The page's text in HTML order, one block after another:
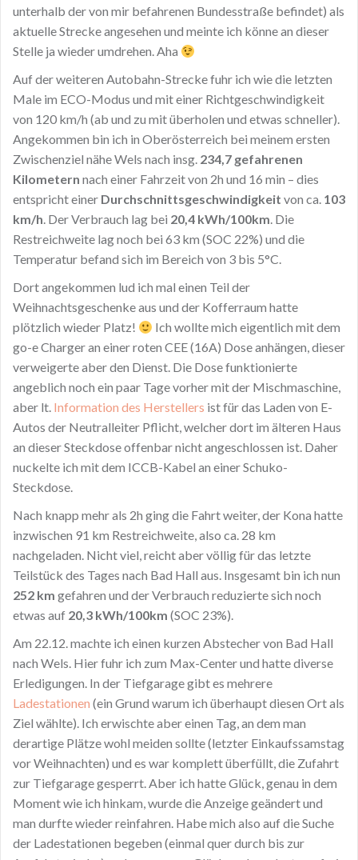
unterhalb der von mir befahrenen Bundesstraße befindet) als
aktuelle Strecke angesehen und meinte ich könne an dieser
Stelle ja wieder umdrehen. Aha
Auf der weiteren Autobahn-Strecke fuhr ich wie die letzten
Male im ECO-Modus und mit einer Richtgeschwindigkeit
von 120 km/h (ab und zu mit überholen und etwas schneller).
Angekommen bin ich in Oberösterreich bei meinem ersten
Zwischenziel nähe Wels nach insg. 234,7 gefahrenen
Kilometern nach einer Fahrzeit von 2h und 16 min – dies
entspricht einer Durchschnittsgeschwindigkeit von ca. 103
km/h. Der Verbrauch lag bei 20,4 kWh/100km. Die
Restreichweite lag noch bei 63 km (SOC 22%) und die
Temperatur befand sich im Bereich von 3 bis 5°C.
Dort angekommen lud ich mal einen Teil der
Weihnachtsgeschenke aus und der Kofferraum hatte
plötzlich wieder Platz!
Ich wollte mich eigentlich mit dem
go-e Charger an einer roten CEE (16A) Dose anhängen, dieser
verweigerte aber den Dienst. Die Dose funktionierte
angeblich noch ein paar Tage vorher mit der Mischmaschine,
aber lt. Information des Herstellers ist für das Laden von E-
Autos der Neutralleiter Pflicht, welcher dort im älteren Haus
an dieser Steckdose offenbar nicht angeschlossen ist. Daher
nuckelte ich mit dem ICCB-Kabel an einer Schuko-
Steckdose.
Nach knapp mehr als 2h ging die Fahrt weiter, der Kona hatte
inzwischen 91 km Restreichweite, also ca. 28 km
nachgeladen. Nicht viel, reicht aber völlig für das letzte
Teilstück des Tages nach Bad Hall aus. Insgesamt bin ich nun
252 km gefahren und der Verbrauch reduzierte sich noch
etwas auf 20,3 kWh/100km (SOC 23%).
Am 22.12. machte ich einen kurzen Abstecher von Bad Hall
nach Wels. Hier fuhr ich zum Max-Center und hatte diverse
Erledigungen. In der Tiefgarage gibt es mehrere
Ladestationen (ein Grund warum ich überhaupt diesen Ort als
Ziel wählte). Ich erwischte aber einen Tag, an dem man
derartige Plätze wohl meiden sollte (letzter Einkaufssamstag
vor Weihnachten) und es war komplett überfüllt, die Zufahrt
zur Tiefgarage gesperrt. Aber ich hatte Glück, genau in dem
Moment wie ich hinkam, wurde die Anzeige geändert und
man durfte wieder reinfahren. Habe mich also auf die Suche
der Ladestationen begeben (einmal quer durch bis zur